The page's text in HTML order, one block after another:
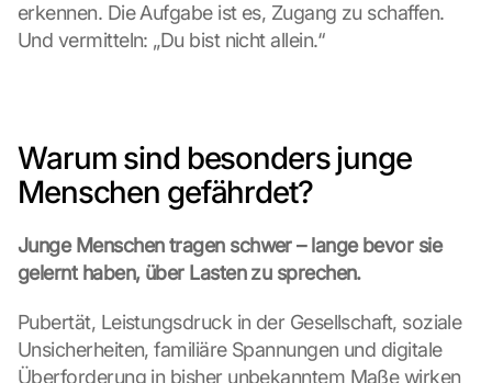
erkennen. Die Aufgabe ist es, Zugang zu schaffen.
Und vermitteln: „Du bist nicht allein.“
Warum sind besonders junge
Menschen gefährdet?
Junge Menschen tragen schwer – lange bevor sie
gelernt haben, über Lasten zu sprechen.
Pubertät, Leistungsdruck in der Gesellschaft, soziale
Unsicherheiten, familiäre Spannungen und digitale
Überforderung in bisher unbekanntem Maße wirken